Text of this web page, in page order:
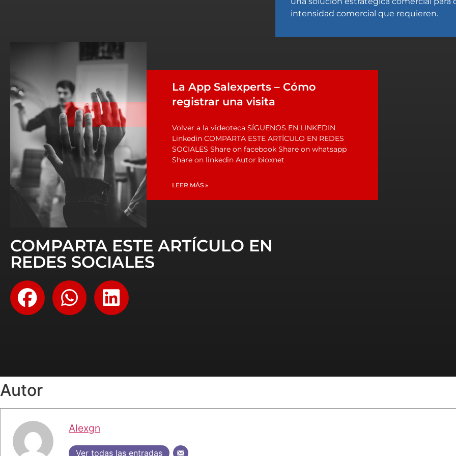
intensidad comercial que requieren.
La App Salexperts – Cómo
registrar una visita
Volver a la videoteca SÍGUENOS EN LINKEDIN
Linkedin COMPARTA ESTE ARTÍCULO EN REDES
SOCIALES Share on facebook Share on whatsapp
Share on linkedin Autor bioxnet
LEER MÁS »
COMPARTA ESTE ARTÍCULO EN
REDES SOCIALES
Autor
Alexgn
Ver todas las entradas